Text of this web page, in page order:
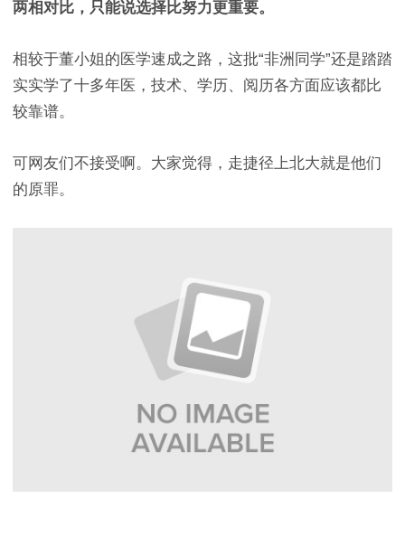
两相对比，只能说选择比努力更重要。
相较于董小姐的医学速成之路，这批“非洲同学”还是踏踏
实实学了十多年医，技术、学历、阅历各方面应该都比
较靠谱。
可网友们不接受啊。大家觉得，走捷径上北大就是他们
的原罪。